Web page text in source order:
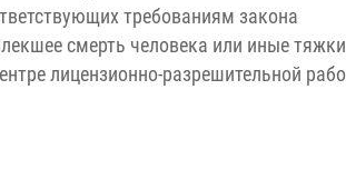
требованиям закона
смерть человека или иные
лицензионно-разрешительной